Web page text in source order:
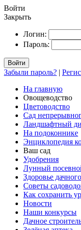
Войти
Закрыть
Логин:
Пароль:
Войти
Забыли пароль? |
На главную
Овощеводство
Цветоводство
Сад
Ландшафтный
На подоконнике
Энциклопедия
Ваш сад
Удобрения
Лунный
Здоровье
Советы
Как сохранить
Новости
Наши конкурсы
Дачное